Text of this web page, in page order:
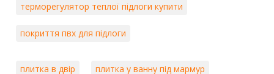
терморегулятор теплої підлоги купити
покриття пвх для підлоги
плитка в двір плитка у ванну під мармур